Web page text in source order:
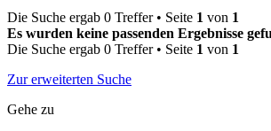
Die Suche ergab 0 Treffer • Seite 1 von 1
Es wurden keine passenden Ergebnisse
Die Suche ergab 0 Treffer • Seite 1 von 1
Zur erweiterten Suche
Gehe zu